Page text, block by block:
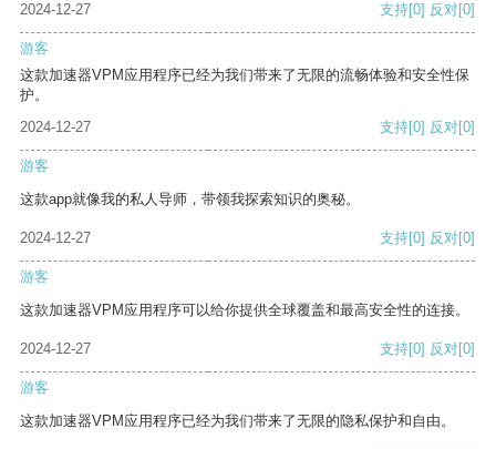
2024-12-27
支持[0] 反对[0]
游客
这款加速器VPM应用程序已经为我们带来了无限的流畅体验和安全性保
护。
2024-12-27
支持[0] 反对[0]
游客
这款app就像我的私人导师，带领我探索知识的奥秘。
2024-12-27 支持[0] 反对[0]
游客
这款加速器VPM应用程序可以给你提供全球覆盖和最高安全性的连接。
2024-12-27 支持[0] 反对[0]
游客
这款加速器VPM应用程序已经为我们带来了无限的隐私保护和自由。